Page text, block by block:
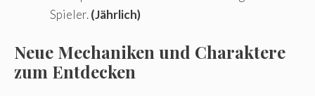
Spieler.(Jährlich)
Neue Mechaniken und Charaktere
zum Entdecken